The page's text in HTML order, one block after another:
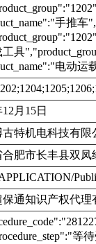
手推车
具
电动运
月15日
特机电科技有限
合肥市长丰县双凤
通知识产权代理
等